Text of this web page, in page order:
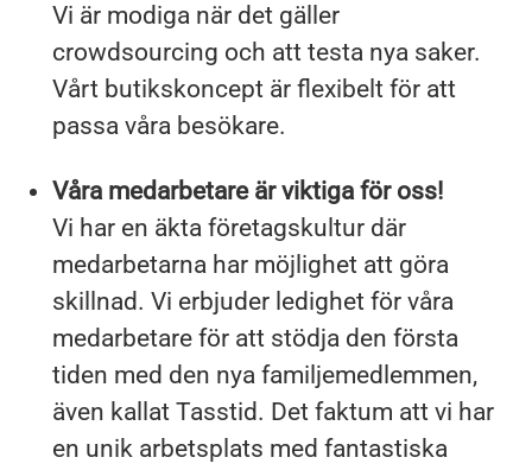
Vi är modiga när det gäller
crowdsourcing och att testa nya saker.
Vårt butikskoncept är flexibelt för att
passa våra besökare.
Våra medarbetare är viktiga för oss!
Vi har en äkta företagskultur där
medarbetarna har möjlighet att göra
skillnad. Vi erbjuder ledighet för våra
medarbetare för att stödja den första
tiden med den nya familjemedlemmen,
även kallat Tasstid. Det faktum att vi har
en unik arbetsplats med fantastiska